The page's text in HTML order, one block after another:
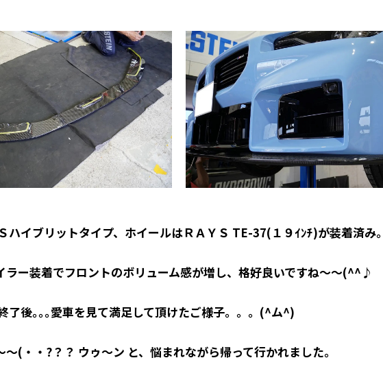
ハイブリットタイプ、ホイールはＲＡＹＳ TE-37(１９ｲﾝﾁ)が装着済み。
ラー装着でフロントのボリューム感が増し、格好良いですね～～(^^♪
了後｡｡｡愛車を見て満足して頂けたご様子。。。(^ム^)
～(・・?？？ ウゥ～ン と、悩まれながら帰って行かれました。